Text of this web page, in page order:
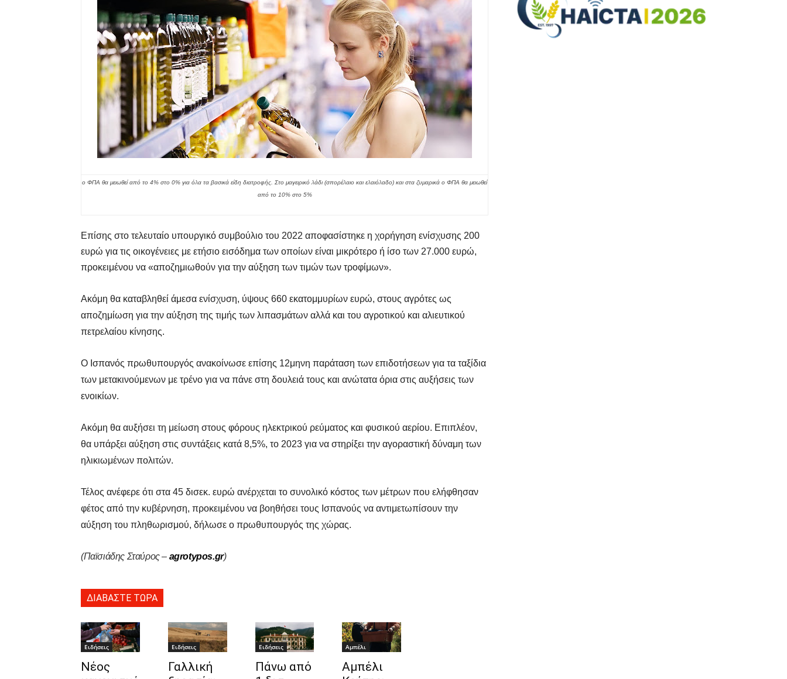
ο ΦΠΑ θα μειωθεί από το 4% στο 0% για όλα τα βασικά είδη διατροφής. Στο μαγειρικό λάδι (σπορέλαιο και ελαιόλαδο) και στα ζυμαρικά ο ΦΠΑ θα μειωθεί
από το 10% στο 5%
Επίσης στο τελευταίο υπουργικό συμβούλιο του 2022 αποφασίστηκε η χορήγηση ενίσχυσης 200
ευρώ για τις οικογένειες με ετήσιο εισόδημα των οποίων είναι μικρότερο ή ίσο των 27.000 ευρώ,
προκειμένου να «αποζημιωθούν για την αύξηση των τιμών των τροφίμων».
Ακόμη θα καταβληθεί άμεσα ενίσχυση, ύψους 660 εκατομμυρίων ευρώ, στους αγρότες ως
αποζημίωση για την αύξηση της τιμής των λιπασμάτων αλλά και του αγροτικού και αλιευτικού
πετρελαίου κίνησης.
Ο Ισπανός πρωθυπουργός ανακοίνωσε επίσης 12μηνη παράταση των επιδοτήσεων για τα ταξίδια
των μετακινούμενων με τρένο για να πάνε στη δουλειά τους και ανώτατα όρια στις αυξήσεις των
ενοικίων.
Ακόμη θα αυξήσει τη μείωση στους φόρους ηλεκτρικού ρεύματος και φυσικού αερίου. Επιπλέον,
θα υπάρξει αύξηση στις συντάξεις κατά 8,5%, το 2023 για να στηρίξει την αγοραστική δύναμη των
ηλικιωμένων πολιτών.
Τέλος ανέφερε ότι στα 45 δισεκ. ευρώ ανέρχεται το συνολικό κόστος των μέτρων που ελήφθησαν
φέτος από την κυβέρνηση, προκειμένου να βοηθήσει τους Ισπανούς να αντιμετωπίσουν την
αύξηση του πληθωρισμού, δήλωσε ο πρωθυπουργός της χώρας.
(Παϊσιάδης Σταύρος – agrotypos.gr)
ΔΙΑΒΑΣΤΕ ΤΩΡΑ
Ειδήσεις
Νέος
Ειδήσεις
Γαλλική
Ειδήσεις
Πάνω από
Αμπέλι
Αμπέλι